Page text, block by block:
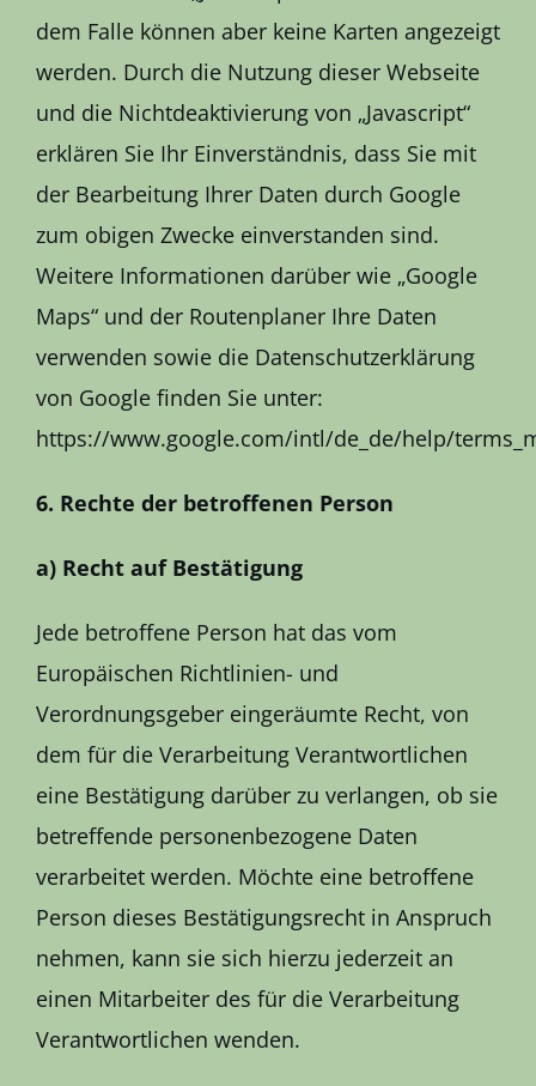
dem Falle können aber keine Karten angezeigt
werden. Durch die Nutzung dieser Webseite
und die Nichtdeaktivierung von „Javascript“
erklären Sie Ihr Einverständnis, dass Sie mit
der Bearbeitung Ihrer Daten durch Google
zum obigen Zwecke einverstanden sind.
Weitere Informationen darüber wie „Google
Maps“ und der Routenplaner Ihre Daten
verwenden sowie die Datenschutzerklärung
von Google finden Sie unter:
https://www.google.com/intl/de_de/help/
6. Rechte der betroffenen Person
a) Recht auf Bestätigung
Jede betroffene Person hat das vom
Europäischen Richtlinien- und
Verordnungsgeber eingeräumte Recht, von
dem für die Verarbeitung Verantwortlichen
eine Bestätigung darüber zu verlangen, ob sie
betreffende personenbezogene Daten
verarbeitet werden. Möchte eine betroffene
Person dieses Bestätigungsrecht in Anspruch
nehmen, kann sie sich hierzu jederzeit an
einen Mitarbeiter des für die Verarbeitung
Verantwortlichen wenden.